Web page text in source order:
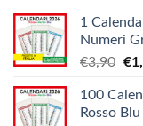
1
Numeri
€3,90 Il
€
100
Rosso